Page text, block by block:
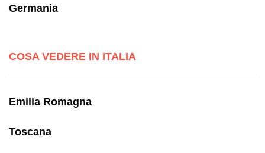
Germania
COSA VEDERE IN ITALIA
Emilia Romagna
Toscana